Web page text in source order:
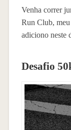
Venha correr
Run Club,
adiciono neste
Desafio